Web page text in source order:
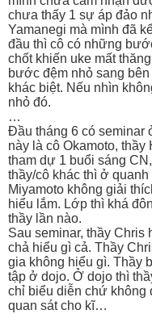
chưa thấy 1 sự áp đảo
Yamanegi mà mình đã
đầu thì cô có những
chốt khiến uke mất
bước đệm nhỏ sang
khác biệt. Nếu nhìn
nhỏ đó.
…
Đầu tháng 6 có seminar
này là cô Okamoto,
tham dự 1 buổi sáng
thầy/cô khác thì ở
Miyamoto không giải
hiểu lắm. Lớp thì khá
thầy lần nào.
Sau seminar, thầy Chris
chả hiểu gì cả. Thầy
gia không hiểu gì. Thầy
tập ở dojo. Ở dojo thì
chỉ biểu diễn chứ không
quan sát cho kĩ…